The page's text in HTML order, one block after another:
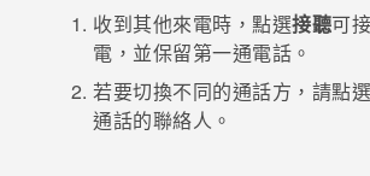
收到其他來電時，點選接聽可
電，並保留第一通電話。
若要切換不同的通話方，請點
通話的聯絡人。